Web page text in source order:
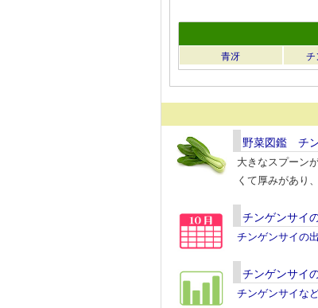
青冴 チ
野菜図鑑 チ
大きなスプーン
くて厚みがあり
チンゲンサイ
チンゲンサイの
チンゲンサイ
チンゲンサイな